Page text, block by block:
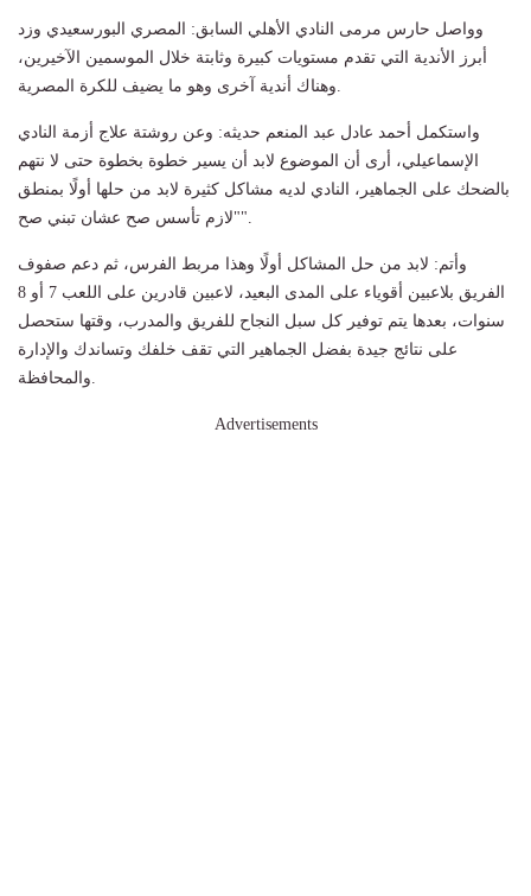
وواصل حارس مرمى النادي الأهلي السابق: المصري البورسعيدي وزد
أبرز الأندية التي تقدم مستويات كبيرة وثابتة خلال الموسمين الآخيرين،
وهناك أندية آخرى وهو ما يضيف للكرة المصرية.
واستكمل أحمد عادل عبد المنعم حديثه: وعن روشتة علاج أزمة النادي
الإسماعيلي، أرى أن الموضوع لابد أن يسير خطوة بخطوة حتى لا نتهم
بالضحك على الجماهير، النادي لديه مشاكل كثيرة لابد من حلها أولًا بمنطق
"لازم تأسس صح عشان تبني صح".
وأتم: لابد من حل المشاكل أولًا وهذا مربط الفرس، ثم دعم صفوف
الفريق بلاعبين أقوياء على المدى البعيد، لاعبين قادرين على اللعب 7 أو 8
سنوات، بعدها يتم توفير كل سبل النجاح للفريق والمدرب، وقتها ستحصل
على نتائج جيدة بفضل الجماهير التي تقف خلفك وتساندك والإدارة
والمحافظة.
Advertisements